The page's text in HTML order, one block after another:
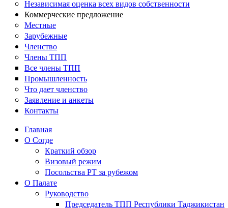
Независимая оценка всех видов собственности
Коммерческие предложение
Местные
Зарубежные
Членство
Члены ТПП
Все члены ТПП
Промышленность
Что дает членство
Заявление и анкеты
Контакты
Главная
О Согде
Краткий обзор
Визовый режим
Посольства РТ за рубежом
О Палате
Руководство
Председатель ТПП Республики Таджикистан